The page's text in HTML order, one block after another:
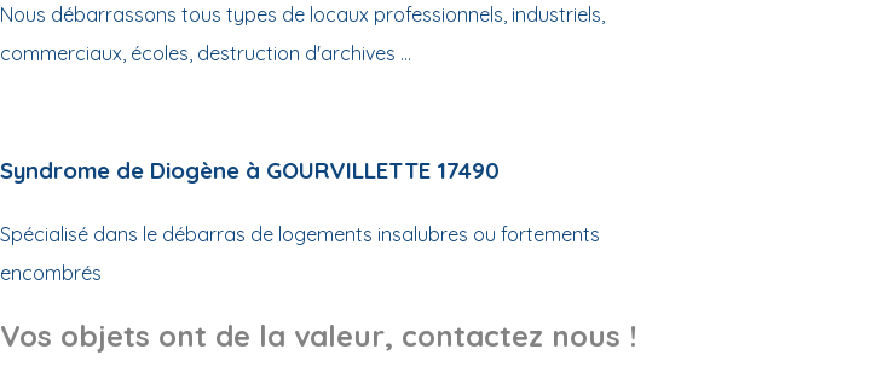
Nous débarrassons tous types de locaux professionnels, industriels,
commerciaux, écoles, destruction d'archives ...
Syndrome de Diogène à GOURVILLETTE 17490
Spécialisé dans le débarras de logements insalubres ou fortements
encombrés
Vos objets ont de la valeur, contactez nous !